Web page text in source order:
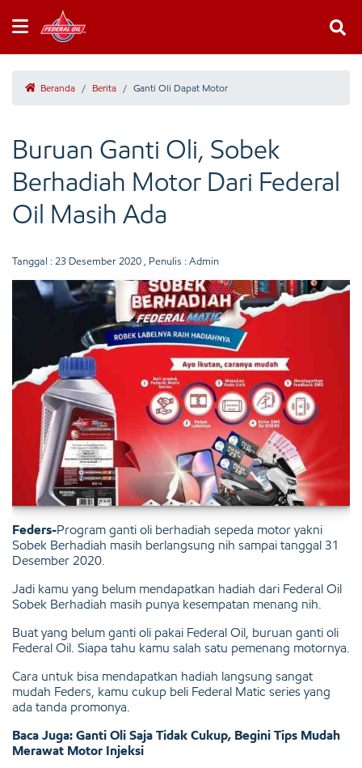
Beranda / Berita / Ganti Oli Dapat Motor
Buruan Ganti Oli, Sobek
Berhadiah Motor Dari Federal
Oil Masih Ada
Tanggal : 23 Desember 2020 , Penulis : Admin
Feders-Program ganti oli berhadiah sepeda motor yakni
Sobek Berhadiah masih berlangsung nih sampai tanggal 31
Desember 2020.
Jadi kamu yang belum mendapatkan hadiah dari Federal Oil
Sobek Berhadiah masih punya kesempatan menang nih.
Buat yang belum ganti oli pakai Federal Oil, buruan ganti oli
Federal Oil. Siapa tahu kamu salah satu pemenang motornya.
Cara untuk bisa mendapatkan hadiah langsung sangat
mudah Feders, kamu cukup beli Federal Matic series yang
ada tanda promonya.
Baca Juga: Ganti Oli Saja Tidak Cukup, Begini Tips Mudah
Merawat Motor Injeksi